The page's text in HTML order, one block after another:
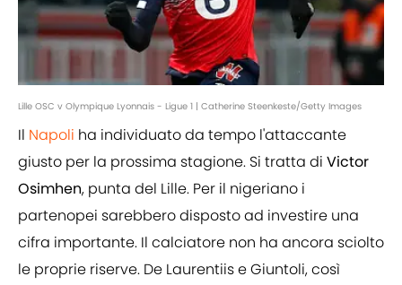
Lille OSC v Olympique Lyonnais - Ligue 1 | Catherine Steenkeste/Getty Images
Il Napoli ha individuato da tempo l'attaccante
giusto per la prossima stagione. Si tratta di Victor
Osimhen, punta del Lille. Per il nigeriano i
partenopei sarebbero disposto ad investire una
cifra importante. Il calciatore non ha ancora sciolto
le proprie riserve. De Laurentiis e Giuntoli, così